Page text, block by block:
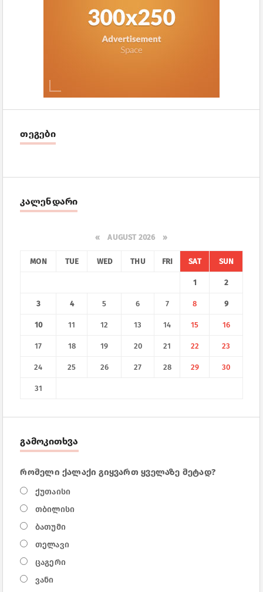
თეგები
კალენდარი
« AUGUST 2026 »
MON TUE WED THU FRI SAT SUN
1 2
3 4 5 6 7 8 9
10 11 12 13 14 15 16
17 18 19 20 21 22 23
24 25 26 27 28 29 30
31
გამოკითხვა
რომელი ქალაქი გიყვართ ყველაზე მეტად?
ქუთაისი
თბილისი
ბათუმი
თელავი
ცაგერი
ვანი